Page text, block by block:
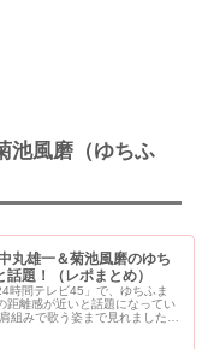
池風磨（ゆちふ
丸雄一＆菊池風磨のゆち
題！（レポまとめ）
時間テレビ45」で、ゆちふま
距離感が近いと話題になってい